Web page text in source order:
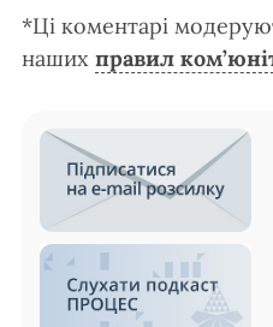
*Ці коментарі
наших правил